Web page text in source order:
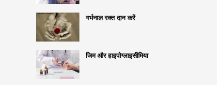
गर्भनाल रक्त दान करें
जिम और हाइपोग्लाइसीमिया